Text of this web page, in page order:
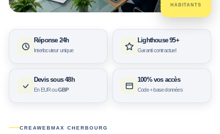
HABITANTS
Réponse 24h
Interlocuteur unique
Lighthouse 95+
Garanti contractuel
Devis sous 48h
En EUR ouGBP
100% vos accès
Code + base données
CREAWEBMAX CHERBOURG